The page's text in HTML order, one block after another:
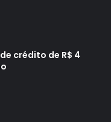
crédito de R$ 4